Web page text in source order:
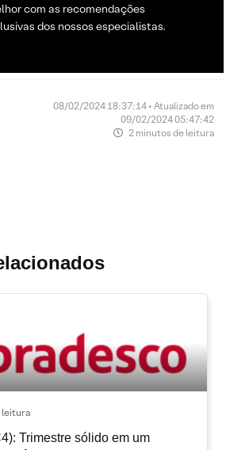
com as recomendações
dos nossos especialistas.
08/02/2024 18:37:14 • Atualizado em
09/02/2024 05:47:42
2 minutos de leitura
leitura
Trimestre sólido em um